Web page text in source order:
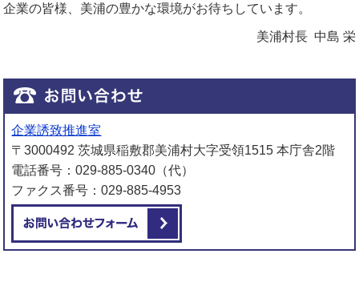
企業の皆様、美浦の豊かな環境がお待ちしています。
美浦村長 中島 栄
企業誘致推進室
〒3000492 茨城県稲敷郡美浦村大字受領1515 本庁舎2階
電話番号：029-885-0340（代）
ファクス番号：029-885-4953